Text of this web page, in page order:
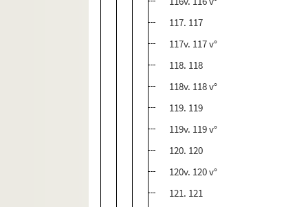
117. 117
117v. 117 v°
118. 118
118v. 118 v°
119. 119
119v. 119 v°
120. 120
120v. 120 v°
121. 121